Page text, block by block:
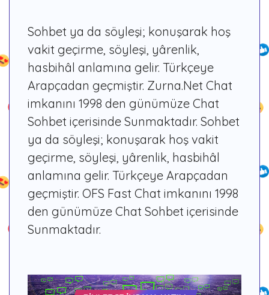
Sohbet ya da söyleşi; konuşarak hoş
vakit geçirme, söyleşi, yârenlik,
hasbihâl anlamına gelir. Türkçeye
Arapçadan geçmiştir. Zurna.Net Chat
imkanını 1998 den günümüze Chat
Sohbet içerisinde Sunmaktadır. Sohbet
ya da söyleşi; konuşarak hoş vakit
geçirme, söyleşi, yârenlik, hasbihâl
anlamına gelir. Türkçeye Arapçadan
geçmiştir. OFS Fast Chat imkanını 1998
den günümüze Chat Sohbet içerisinde
Sunmaktadır.